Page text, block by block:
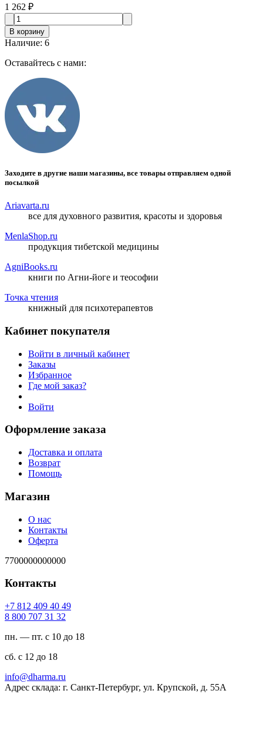
1 262 ₽
В корзину
Наличие: 6
Оставайтесь с нами:
Заходите в другие наши магазины, все товары отправляем одной
посылкой
Ariavarta.ru
все для духовного развития, красоты и здоровья
MenlaShop.ru
продукция тибетской медицины
AgniBooks.ru
книги по Агни-йоге и теософии
Точка чтения
книжный для психотерапевтов
Кабинет покупателя
Войти в личный кабинет
Заказы
Избранное
Где мой заказ?
Войти
Оформление заказа
Доставка и оплата
Возврат
Помощь
Магазин
О нас
Контакты
Оферта
7700000000000
Контакты
94 04 904 218 7+
23 13 707 008 8
пн. — пт. с 10 до 18
сб. с 12 до 18
ur.amrahd@ofni
Адрес склада: г. Санкт-Петербург, ул. Крупской, д. 55А